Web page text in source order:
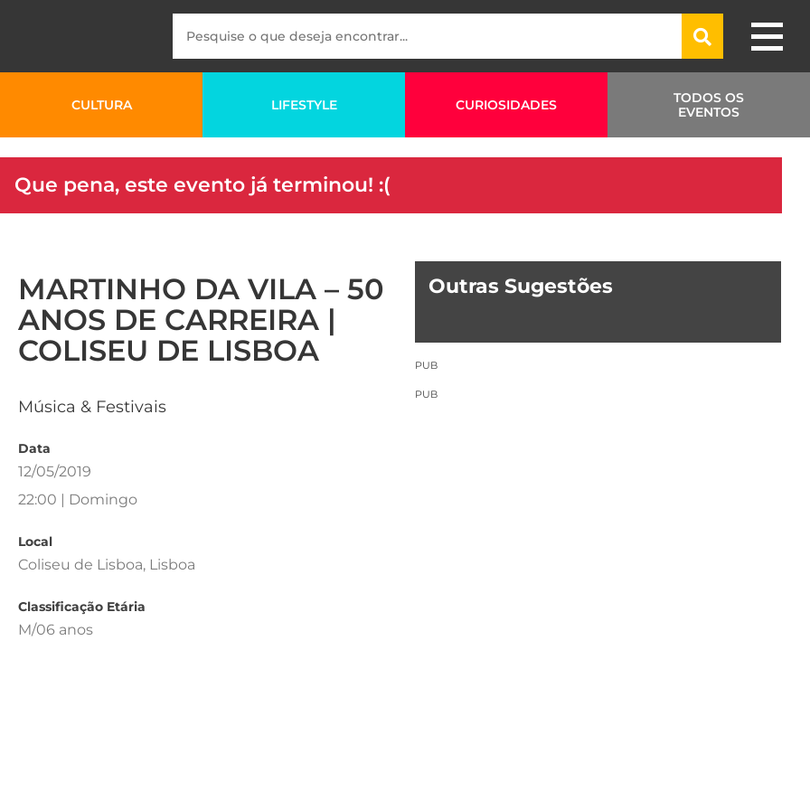
CULTURA LIFESTYLE CURIOSIDADES
TODOS OS
EVENTOS
Que pena, este evento já terminou! :(
MARTINHO DA VILA – 50
ANOS DE CARREIRA |
COLISEU DE LISBOA
Música & Festivais
Data
12/05/2019
22:00 | Domingo
Local
Coliseu de Lisboa, Lisboa
Classificação Etária
M/06 anos
Outras Sugestões
PUB
PUB